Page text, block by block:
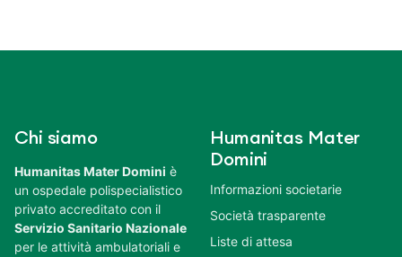
Chi siamo
Humanitas Mater Domini è
un ospedale polispecialistico
privato accreditato con il
Servizio Sanitario Nazionale
per le attività ambulatoriali e
Humanitas Mater
Domini
Informazioni societarie
Società trasparente
Liste di attesa